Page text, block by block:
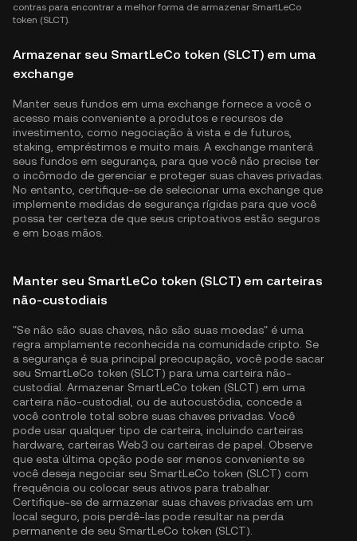
contras para encontrar a melhor forma de armazenar SmartLeCo
token (SLCT).
Armazenar seu SmartLeCo token (SLCT) em uma
exchange
Manter seus fundos em uma exchange fornece a você o
acesso mais conveniente a produtos e recursos de
investimento, como negociação à vista e de futuros,
staking, empréstimos e muito mais. A exchange manterá
seus fundos em segurança, para que você não precise ter
o incômodo de gerenciar e proteger suas chaves privadas.
No entanto, certifique-se de selecionar uma exchange que
implemente medidas de segurança rígidas para que você
possa ter certeza de que seus criptoativos estão seguros
e em boas mãos.
Manter seu SmartLeCo token (SLCT) em carteiras
não-custodiais
"Se não são suas chaves, não são suas moedas" é uma
regra amplamente reconhecida na comunidade cripto. Se
a segurança é sua principal preocupação, você pode sacar
seu SmartLeCo token (SLCT) para uma carteira não-
custodial. Armazenar SmartLeCo token (SLCT) em uma
carteira não-custodial, ou de autocustódia, concede a
você controle total sobre suas chaves privadas. Você
pode usar qualquer tipo de carteira, incluindo carteiras
hardware, carteiras Web3 ou carteiras de papel. Observe
que esta última opção pode ser menos conveniente se
você deseja negociar seu SmartLeCo token (SLCT) com
frequência ou colocar seus ativos para trabalhar.
Certifique-se de armazenar suas chaves privadas em um
local seguro, pois perdê-las pode resultar na perda
permanente de seu SmartLeCo token (SLCT).